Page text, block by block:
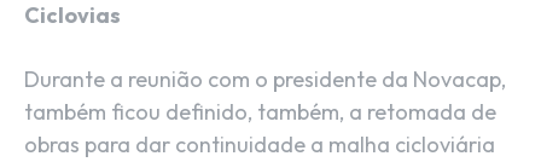
Ciclovias
Durante a reunião com o presidente da Novacap,
também ficou definido, também, a retomada de
obras para dar continuidade a malha cicloviária